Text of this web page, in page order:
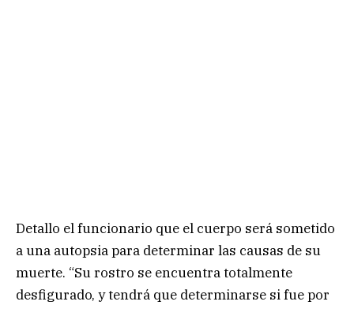
Detallo el funcionario que el cuerpo será sometido
a una autopsia para determinar las causas de su
muerte. “Su rostro se encuentra totalmente
desfigurado, y tendrá que determinarse si fue por